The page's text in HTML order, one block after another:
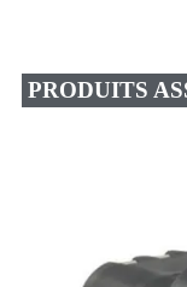
PRODUITS